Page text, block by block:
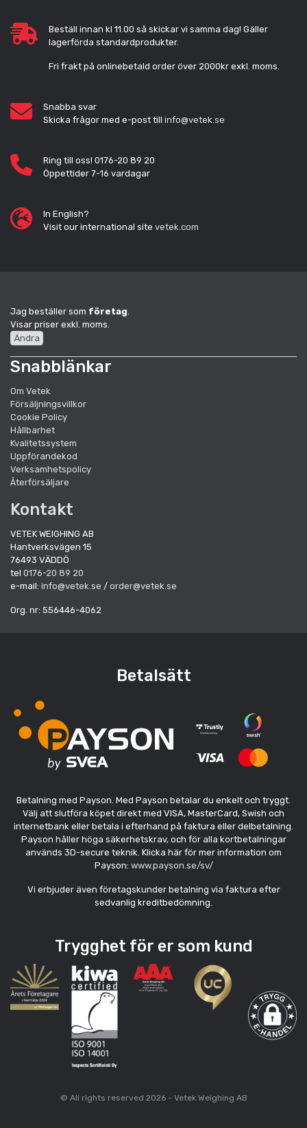
Beställ innan kl 11.00 så skickar vi samma dag! Gäller
lagerförda standardprodukter.
Fri frakt på onlinebetald order över 2000kr exkl. moms.
Snabba svar
Skicka frågor med e-post till info@vetek.se
Ring till oss! 0176-20 89 20
Öppettider 7-16 vardagar
In English?
Visit our international site vetek.com
Jag beställer som företag
Visar priser exkl. moms.
Ändra
Snabblänkar
Om Vetek
Försäljningsvillkor
Cookie Policy
Hållbarhet
Kvalitetssystem
Uppförandekod
Verksamhetspolicy
Återförsäljare
Kontakt
VETEK WEIGHING AB
Hantverksvägen 15
76493 VÄDDÖ
tel 0176-20 89 20
e-mail: info@vetek.se / order@vetek.se
Org. nr: 556446-4062
Betalsätt
Betalning med Payson. Med Payson betalar du enkelt och tryggt.
Välj att slutföra köpet direkt med VISA, MasterCard, Swish och
internetbank eller betala i efterhand på faktura eller delbetalning.
Payson håller höga säkerhetskrav, och för alla kortbetalningar
används 3D-secure teknik. Klicka här för mer information om
Payson: www.payson.se/sv/
Vi erbjuder även företagskunder betalning via faktura efter
sedvanlig kreditbedömning.
Trygghet för er som kund
© All rights reserved 2026 - Vetek Weighing AB